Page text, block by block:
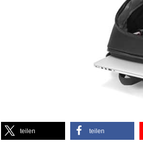
teilen teilen